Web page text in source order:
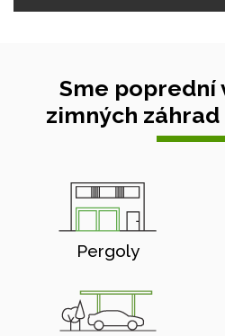
Sme poprední
zimných
Pergoly